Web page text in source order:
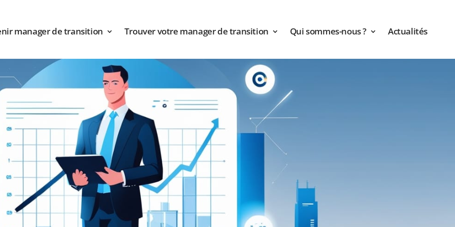
manager de transition Trouver votre manager de transition Qui sommes-nous ? Actualités